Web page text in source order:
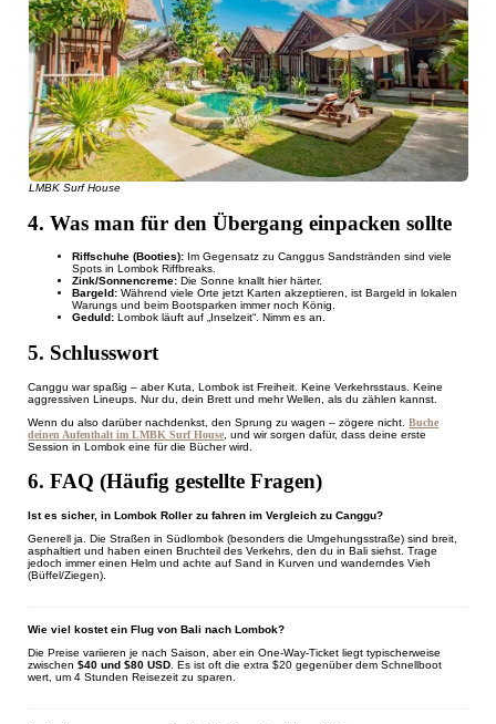
LMBK Surf House
4. Was man für den Übergang einpacken sollte
Riffschuhe (Booties): Im Gegensatz zu Canggus Sandstränden sind viele
Spots in Lombok Riffbreaks.
Zink/Sonnencreme: Die Sonne knallt hier härter.
Bargeld: Während viele Orte jetzt Karten akzeptieren, ist Bargeld in lokalen
Warungs und beim Bootsparken immer noch König.
Geduld: Lombok läuft auf „Inselzeit“. Nimm es an.
5. Schlusswort
Canggu war spaßig – aber Kuta, Lombok ist Freiheit. Keine Verkehrsstaus. Keine
aggressiven Lineups. Nur du, dein Brett und mehr Wellen, als du zählen kannst.
Wenn du also darüber nachdenkst, den Sprung zu wagen – zögere nicht.Buche
deinen Aufenthalt im LMBK Surf House , und wir sorgen dafür, dass deine erste
Session in Lombok eine für die Bücher wird.
6. FAQ (Häufig gestellte Fragen)
Ist es sicher, in Lombok Roller zu fahren im Vergleich zu Canggu?
Generell ja. Die Straßen in Südlombok (besonders die Umgehungsstraße) sind breit,
asphaltiert und haben einen Bruchteil des Verkehrs, den du in Bali siehst. Trage
jedoch immer einen Helm und achte auf Sand in Kurven und wanderndes Vieh
(Büffel/Ziegen).
Wie viel kostet ein Flug von Bali nach Lombok?
Die Preise variieren je nach Saison, aber ein One-Way-Ticket liegt typischerweise
zwischen$40 und $80 USD . Es ist oft die extra $20 gegenüber dem Schnellboot
wert, um 4 Stunden Reisezeit zu sparen.